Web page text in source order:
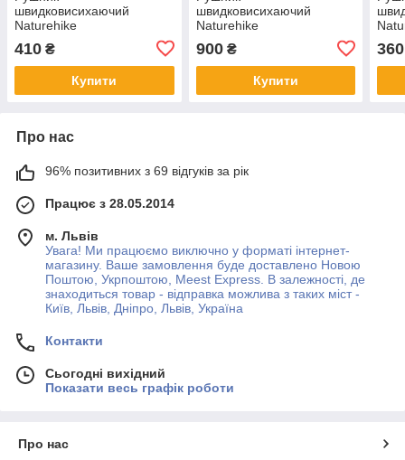
швидковисихаючий
Naturehike
темно-синій
410 ₴
Купити
швидковисихаючий
Naturehike
CNK2300SS010, 156*80,
темно-синій
900₴
Купити
360
Про нас
96% позитивних з 69 відгуків за рік
Працює з 28.05.2014
м. Львів
Увага! Ми працюємо виключно у форматі інтернет-
магазину. Ваше замовлення буде доставлено Новою
Поштою, Укрпоштою, Meest Express. В залежності, де
знаходиться товар - відправка можлива з таких міст -
Київ, Львів, Дніпро, Львів, Україна
Контакти
Сьогодні вихідний
Показати весь графік роботи
Про нас